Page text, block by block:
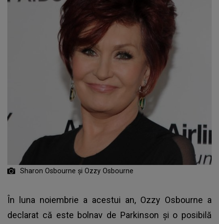
Sharon Osbourne și Ozzy Osbourne
În luna noiembrie a acestui an, Ozzy Osbourne a
declarat că este bolnav de Parkinson și o posibilă